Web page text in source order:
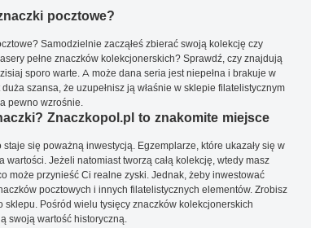
pocztowe?
Samodzielnie zacząłeś zbierać swoją kolekcję czy
pełne znaczków kolekcjonerskich? Sprawdź, czy znajdują
sporo warte. A może dana seria jest niepełna i brakuje w
szansa, że uzupełnisz ją właśnie w sklepie filatelistycznym
pewno wzrośnie.
Znaczkopol.pl to znakomite miejsce
się poważną inwestycją. Egzemplarze, które ukazały się w
wartości. Jeżeli natomiast tworzą całą kolekcję, wtedy masz
może przynieść Ci realne zyski. Jednak, żeby inwestować
pocztowych i innych filatelistycznych elementów. Zrobisz
sklepu. Pośród wielu tysięcy znaczków kolekcjonerskich
swoją wartość historyczną.